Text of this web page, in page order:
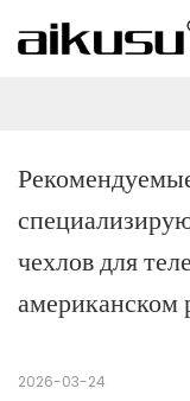
чехлов для
американском
2026-03-24